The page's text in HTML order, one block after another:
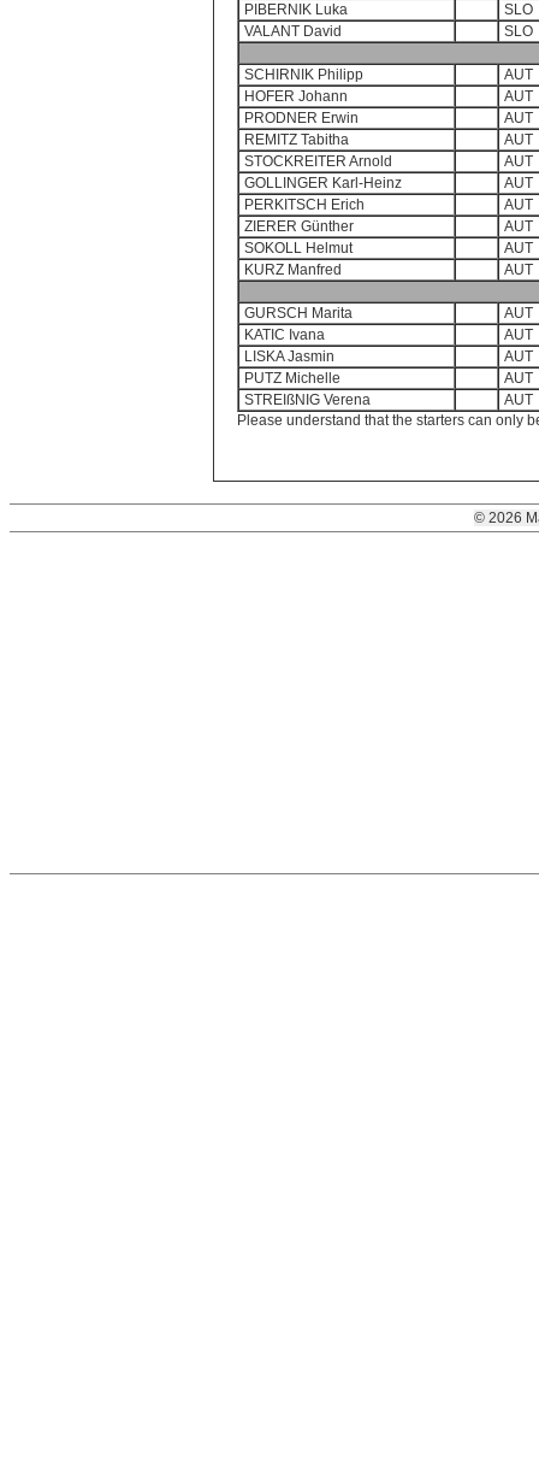
PIBERNIK Luka
SLO
VALANT David
SLO
SCHIRNIK Philipp
AUT
HOFER Johann
AUT
PRODNER Erwin
AUT
REMITZ Tabitha
AUT
STOCKREITER Arnold
AUT
GOLLINGER Karl-Heinz
AUT
PERKITSCH Erich
AUT
ZIERER Günther
AUT
SOKOLL Helmut
AUT
KURZ Manfred
AUT
GURSCH Marita
AUT
KATIC Ivana
AUT
LISKA Jasmin
AUT
PUTZ Michelle
AUT
STREIßNIG Verena
AUT
Please understand that the starters can only
© 2026